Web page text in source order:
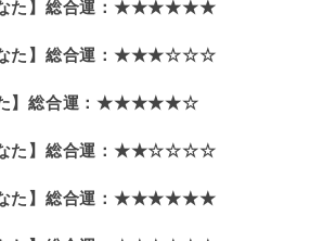
なた】総合運：★★★★★★
なた】総合運：★★★☆☆☆
た】総合運：★★★★★☆
なた】総合運：★★☆☆☆☆
なた】総合運：★★★★★★